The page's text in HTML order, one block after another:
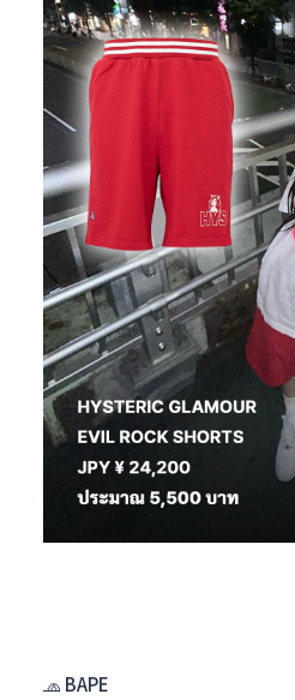
🧢 BAPE